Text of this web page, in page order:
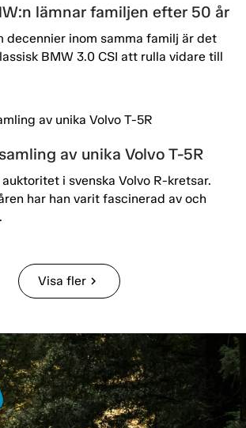
lämnar familjen efter 50 år
decennier inom samma familj är det
BMW 3.0 CSI att rulla vidare till
av unika Volvo T-5R
i svenska Volvo R-kretsar.
har han varit fascinerad av och
Visa flerchevron_right